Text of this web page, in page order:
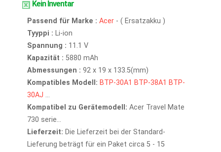
Kein Inventar
Passend für Marke : Acer - ( Ersatzakku )
Tyyppi : Li-ion
Spannung : 11.1 V
Kapazität : 5880 mAh
Abmessungen : 92 x 19 x 133.5(mm)
Kompatibles Modell: BTP-30A1 BTP-38A1 BTP-
30AJ ...
Kompatibel zu Gerätemodell: Acer Travel Mate
730 serie...
Lieferzeit: Die Lieferzeit bei der Standard-
Lieferung beträgt für ein Paket circa 5 - 15